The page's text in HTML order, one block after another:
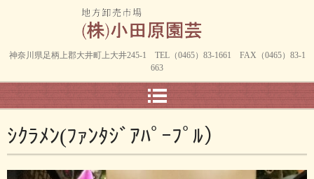
神奈川県足柄上郡大井町上大井245-1 TEL（0465）83-1661 FAX（0465）83-1
663
ｼｸﾗﾒﾝ(ﾌｧﾝﾀｼﾞｱﾊﾟｰﾌﾟﾙ）